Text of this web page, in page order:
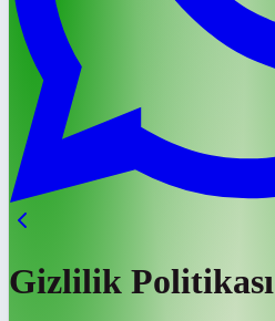
Gizlilik Politikası